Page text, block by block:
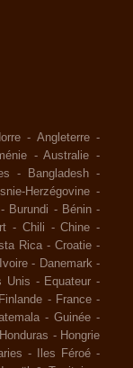
- Angleterre -
-Australie -
- Bangladesh -
Herzégovine -
- Burundi - Bénin -
- Chili -Chine -
Rica -Croatie -
- Danemark -
Unis - Equateur -
Finlande - France -
- Guinée -
Honduras - Hongrie
- Iles Féroé -